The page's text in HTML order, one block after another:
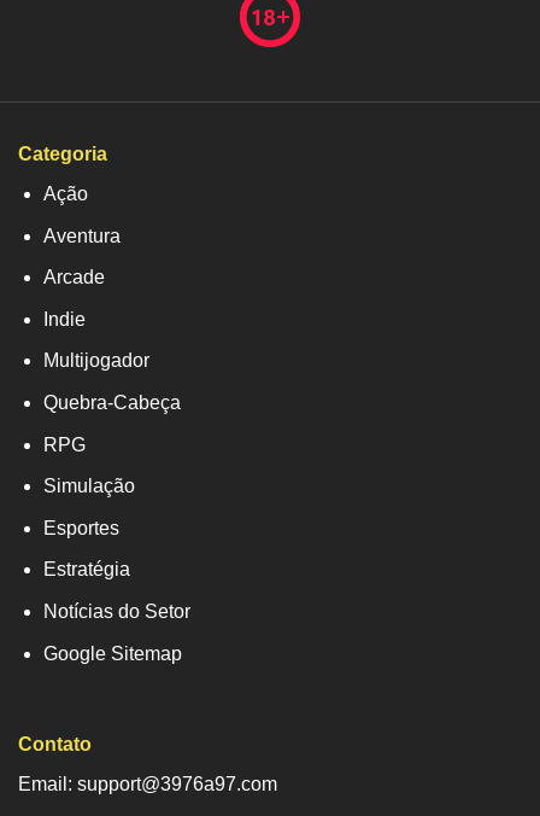
Categoria
Ação
Aventura
Arcade
Indie
Multijogador
Quebra-Cabeça
RPG
Simulação
Esportes
Estratégia
Notícias do Setor
Google Sitemap
Contato
Email: support@3976a97.com